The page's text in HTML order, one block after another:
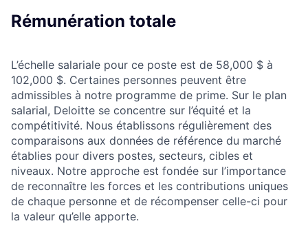
Rémunération totale
L’échelle salariale pour ce poste est de 58,000 $ à
102,000 $. Certaines personnes peuvent être
admissibles à notre programme de prime. Sur le plan
salarial, Deloitte se concentre sur l’équité et la
compétitivité. Nous établissons régulièrement des
comparaisons aux données de référence du marché
établies pour divers postes, secteurs, cibles et
niveaux. Notre approche est fondée sur l’importance
de reconnaître les forces et les contributions uniques
de chaque personne et de récompenser celle-ci pour
la valeur qu’elle apporte.